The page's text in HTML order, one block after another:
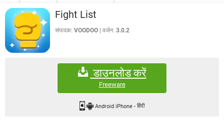
WhatsApp Hack हो गया?
2020 के फ्री एंटीवायरस
बेस्ट फ्री ऑनलाइन गेम्स
डाउनलोड
Vidmate PUBG Mobile
WhatsRemoved+
FORUM
कंप्यूटर बस
Fight List
संपादक: VOODOO वर्जन: 3.0.2
डाउनलोड करें
Freeware
Android iPhone-हिंदी